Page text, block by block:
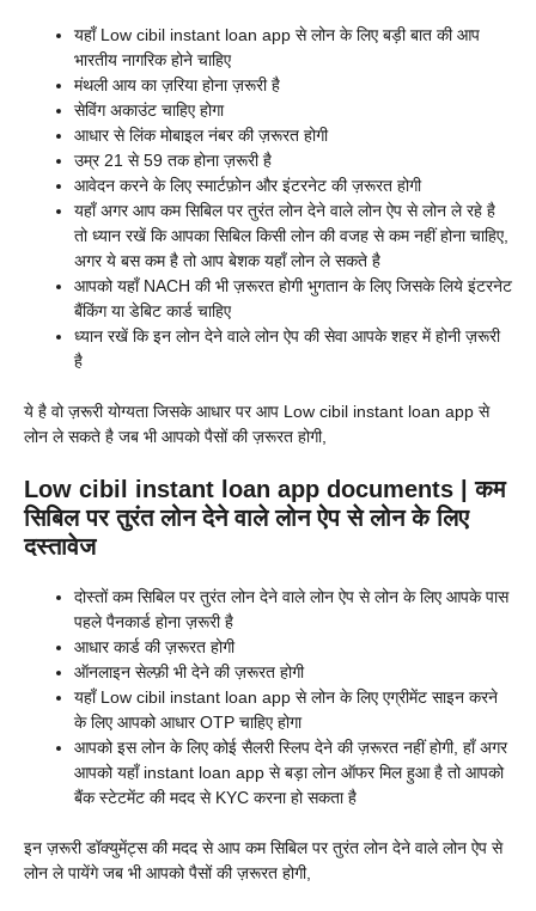
यहाँ Low cibil instant loan app से लोन के लिए बड़ी बात की आप
भारतीय नागरिक होने चाहिए
मंथली आय का ज़रिया होना ज़रूरी है
सेविंग अकाउंट चाहिए होगा
आधार से लिंक मोबाइल नंबर की ज़रूरत होगी
उम्र 21 से 59 तक होना ज़रूरी है
आवेदन करने के लिए स्मार्टफ़ोन और इंटरनेट की ज़रूरत होगी
यहाँ अगर आप कम सिबिल पर तुरंत लोन देने वाले लोन ऐप से लोन ले रहे है
तो ध्यान रखें कि आपका सिबिल किसी लोन की वजह से कम नहीं होना चाहिए,
अगर ये बस कम है तो आप बेशक यहाँ लोन ले सकते है
आपको यहाँ NACH की भी ज़रूरत होगी भुगतान के लिए जिसके लिये इंटरनेट
बैंकिंग या डेबिट कार्ड चाहिए
ध्यान रखें कि इन लोन देने वाले लोन ऐप की सेवा आपके शहर में होनी ज़रूरी
है
ये है वो ज़रूरी योग्यता जिसके आधार पर आप Low cibil instant loan app से
लोन ले सकते है जब भी आपको पैसों की ज़रूरत होगी,
Low cibil instant loan app documents | कम
सिबिल पर तुरंत लोन देने वाले लोन ऐप से लोन के लिए
दस्तावेज
दोस्तों कम सिबिल पर तुरंत लोन देने वाले लोन ऐप से लोन के लिए आपके पास
पहले पैनकार्ड होना ज़रूरी है
आधार कार्ड की ज़रूरत होगी
ऑनलाइन सेल्फ़ी भी देने की ज़रूरत होगी
यहाँ Low cibil instant loan app से लोन के लिए एग्रीमेंट साइन करने
के लिए आपको आधार OTP चाहिए होगा
आपको इस लोन के लिए कोई सैलरी स्लिप देने की ज़रूरत नहीं होगी, हाँ अगर
आपको यहाँ instant loan app से बड़ा लोन ऑफर मिल हुआ है तो आपको
बैंक स्टेटमेंट की मदद से KYC करना हो सकता है
इन ज़रूरी डॉक्युमेंट्स की मदद से आप कम सिबिल पर तुरंत लोन देने वाले लोन ऐप से
लोन ले पायेंगे जब भी आपको पैसों की ज़रूरत होगी,